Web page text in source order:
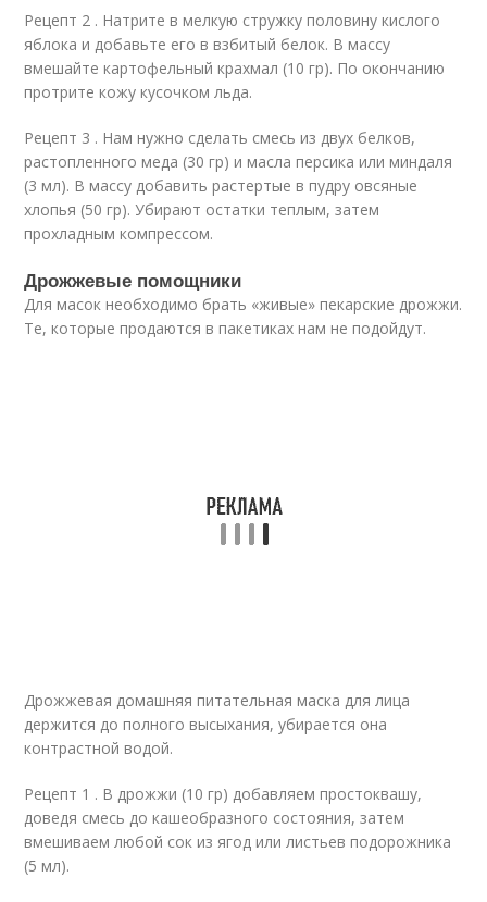
Рецепт 2 . Натрите в мелкую стружку половину кислого
яблока и добавьте его в взбитый белок. В массу
вмешайте картофельный крахмал (10 гр). По окончанию
протрите кожу кусочком льда.
Рецепт 3 . Нам нужно сделать смесь из двух белков,
растопленного меда (30 гр) и масла персика или миндаля
(3 мл). В массу добавить растертые в пудру овсяные
хлопья (50 гр). Убирают остатки теплым, затем
прохладным компрессом.
Дрожжевые помощники
Для масок необходимо брать «живые» пекарские дрожжи.
Те, которые продаются в пакетиках нам не подойдут.
Дрожжевая домашняя питательная маска для лица
держится до полного высыхания, убирается она
контрастной водой.
Рецепт 1 . В дрожжи (10 гр) добавляем простоквашу,
доведя смесь до кашеобразного состояния, затем
вмешиваем любой сок из ягод или листьев подорожника
(5 мл).